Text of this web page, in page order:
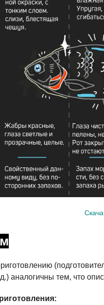
) аналогичны тем, что